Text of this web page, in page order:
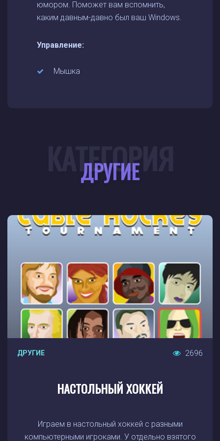
юмором. Поможет вам вспомнить,
каким давным-давно был ваш Windows.
Управление:
Мышка
ДРУГИЕ
КАТЕГОРИЯ
ДРУГИЕ 2696
НАСТОЛЬНЫЙ ХОККЕЙ
Играем в настольный хоккей с разными
компьютерными игроками. У отдельно взятого